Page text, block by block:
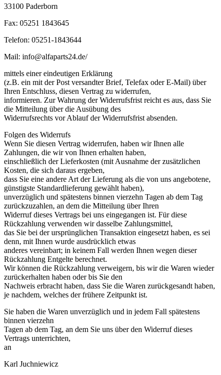
33100 Paderborn
Fax: 05251 1843645
Telefon: 05251-1843644
Mail: info@alfaparts24.de/
mittels einer eindeutigen Erklärung
(z.B. ein mit der Post versandter Brief, Telefax oder E-Mail) über
Ihren Entschluss, diesen Vertrag zu widerrufen,
informieren. Zur Wahrung der Widerrufsfrist reicht es aus, dass Sie
die Mitteilung über die Ausübung des
Widerrufsrechts vor Ablauf der Widerrufsfrist absenden.
Folgen des Widerrufs
Wenn Sie diesen Vertrag widerrufen, haben wir Ihnen alle
Zahlungen, die wir von Ihnen erhalten haben,
einschließlich der Lieferkosten (mit Ausnahme der zusätzlichen
Kosten, die sich daraus ergeben,
dass Sie eine andere Art der Lieferung als die von uns angebotene,
günstigste Standardlieferung gewählt haben),
unverzüglich und spätestens binnen vierzehn Tagen ab dem Tag
zurückzuzahlen, an dem die Mitteilung über Ihren
Widerruf dieses Vertrags bei uns eingegangen ist. Für diese
Rückzahlung verwenden wir dasselbe Zahlungsmittel,
das Sie bei der ursprünglichen Transaktion eingesetzt haben, es sei
denn, mit Ihnen wurde ausdrücklich etwas
anderes vereinbart; in keinem Fall werden Ihnen wegen dieser
Rückzahlung Entgelte berechnet.
Wir können die Rückzahlung verweigern, bis wir die Waren wieder
zurückerhalten haben oder bis Sie den
Nachweis erbracht haben, dass Sie die Waren zurückgesandt haben,
je nachdem, welches der frühere Zeitpunkt ist.
Sie haben die Waren unverzüglich und in jedem Fall spätestens
binnen vierzehn
Tagen ab dem Tag, an dem Sie uns über den Widerruf dieses
Vertrags unterrichten,
an
Karl Juchniewicz